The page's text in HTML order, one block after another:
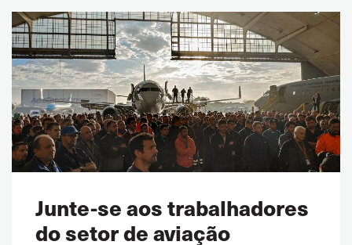
Junte-se aos trabalhadores
do setor de aviação